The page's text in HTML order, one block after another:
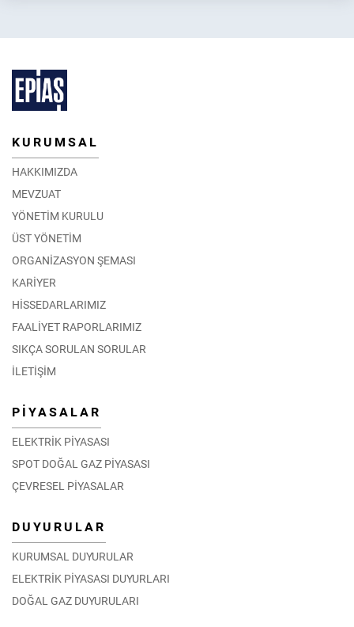
KURUMSAL
HAKKIMIZDA
MEVZUAT
YÖNETİM KURULU
ÜST YÖNETİM
ORGANİZASYON ŞEMASI
KARİYER
HİSSEDARLARIMIZ
FAALİYET RAPORLARIMIZ
SIKÇA SORULAN SORULAR
İLETİŞİM
PİYASALAR
ELEKTRİK PİYASASI
SPOT DOĞAL GAZ PİYASASI
ÇEVRESEL PİYASALAR
DUYURULAR
KURUMSAL DUYURULAR
ELEKTRİK PİYASASI DUYURLARI
DOĞAL GAZ DUYURULARI